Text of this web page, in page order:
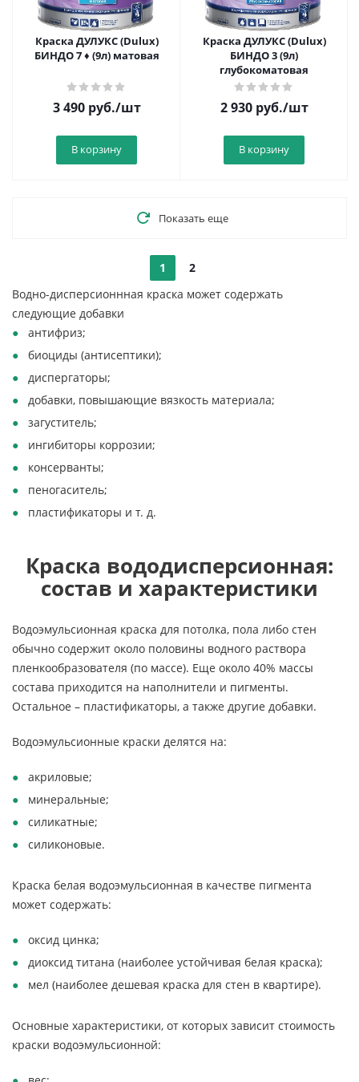
Краска ДУЛУКС (Dulux)
БИНДО 7 ♦ (9л) матовая
3 490руб./шт
В корзину
Краска ДУЛУКС (Dulux)
БИНДО 3 (9л)
глубокоматовая
2 930руб./шт
В корзину
Показать еще
1
2
Водно-дисперсионнная краска может содержать
следующие добавки
антифриз;
биоциды (антисептики);
диспергаторы;
добавки, повышающие вязкость материала;
загуститель;
ингибиторы коррозии;
консерванты;
пеногаситель;
пластификаторы и т. д.
Краска вододисперсионная:
состав и характеристики
Водоэмульсионная краска для потолка, пола либо стен
обычно содержит около половины водного раствора
пленкообразователя (по массе). Еще около 40% массы
состава приходится на наполнители и пигменты.
Остальное – пластификаторы, а также другие добавки.
Водоэмульсионные краски делятся на:
акриловые;
минеральные;
силикатные;
силиконовые.
Краска белая водоэмульсионная в качестве пигмента
может содержать:
оксид цинка;
диоксид титана (наиболее устойчивая белая краска);
мел (наиболее дешевая краска для стен в квартире).
Основные характеристики, от которых зависит стоимость
краски водоэмульсионной: